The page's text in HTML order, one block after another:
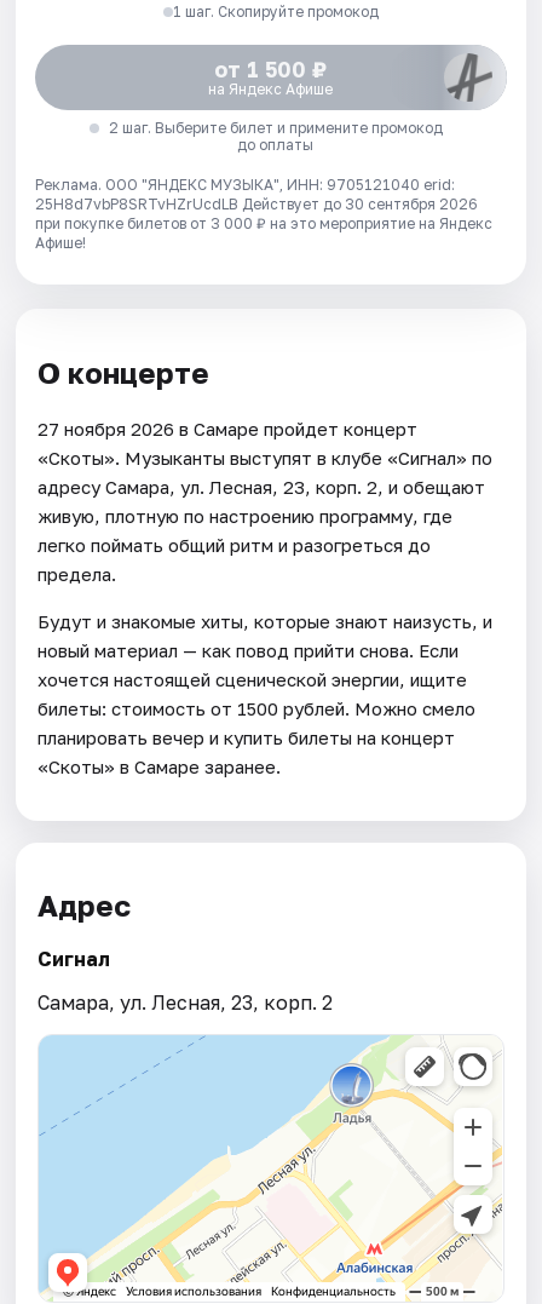
1 шаг. Скопируйте промокод
от 1 500 ₽
на Яндекс Афише
2 шаг. Выберите билет и примените промокод
до оплаты
Реклама. ООО "ЯНДЕКС МУЗЫКА", ИНН: 9705121040 erid:
25H8d7vbP8SRTvHZrUcdLB Действует до 30 сентября 2026
при покупке билетов от 3 000 ₽ на это мероприятие на Яндекс
Афише!
О концерте
27 ноября 2026 в Самаре пройдет концерт
«Скоты». Музыканты выступят в клубе «Сигнал» по
адресу Самара, ул. Лесная, 23, корп. 2, и обещают
живую, плотную по настроению программу, где
легко поймать общий ритм и разогреться до
предела.
Будут и знакомые хиты, которые знают наизусть, и
новый материал — как повод прийти снова. Если
хочется настоящей сценической энергии, ищите
билеты: стоимость от 1500 рублей. Можно смело
планировать вечер и купить билеты на концерт
«Скоты» в Самаре заранее.
Адрес
Сигнал
Самара, ул. Лесная, 23, корп. 2